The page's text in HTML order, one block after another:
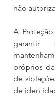
não
A
garantir
próprios
de
de